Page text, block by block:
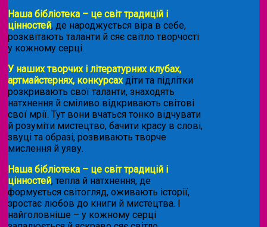
Наша бібліотека – це світ традицій і
цінностей, де народжується віра в себе,
розквітають таланти й сяє світло творчості
у кожному серці.
У наших творчих і літературних клубах,
артмайстернях, конкурсахдіти та підлітки
розкривають свої таланти, знаходять
натхнення й сміливо відкривають світові
свої мрії. Тут вони вчаться тонко відчувати
й розуміти мистецтво, бачити красу в слові,
звуці та образі, розвивають творче
мислення й уяву.
Наша бібліотека – це світ традицій і
цінностей, тепла й натхнення, де
формується світогляд, оживають історії,
зростає любов до книги й мистецтва. І
найголовніше – у кожному серці